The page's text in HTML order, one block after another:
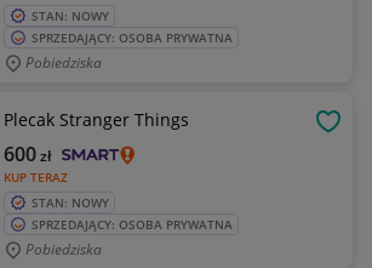
STAN: NOWY
SPRZEDAJĄCY: OSOBA PRYWATNA
Pobiedziska
Plecak Stranger Things
KUP TERAZ
600zł
STAN: NOWY
SPRZEDAJĄCY: OSOBA PRYWATNA
Pobiedziska